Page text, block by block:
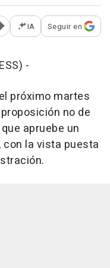
opciones para
IA Seguir en
-
próximo martes
no de
apruebe un
la vista puesta